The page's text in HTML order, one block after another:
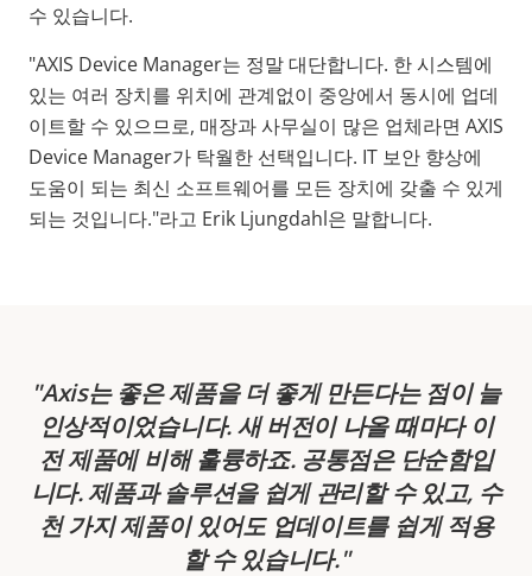
수 있습니다.
"AXIS Device Manager는 정말 대단합니다. 한 시스템에
있는 여러 장치를 위치에 관계없이 중앙에서 동시에 업데
이트할 수 있으므로, 매장과 사무실이 많은 업체라면 AXIS
Device Manager가 탁월한 선택입니다. IT 보안 향상에
도움이 되는 최신 소프트웨어를 모든 장치에 갖출 수 있게
되는 것입니다."라고 Erik Ljungdahl은 말합니다.
Axis는 좋은 제품을 더 좋게 만든다는 점이 늘
인상적이었습니다. 새 버전이 나올 때마다 이
전 제품에 비해 훌륭하죠. 공통점은 단순함입
니다. 제품과 솔루션을 쉽게 관리할 수 있고, 수
천 가지 제품이 있어도 업데이트를 쉽게 적용
할 수 있습니다.